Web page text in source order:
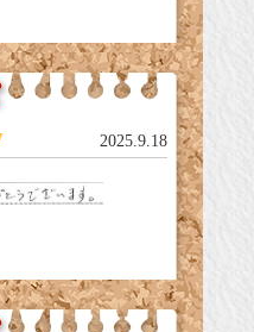
2025.9.18